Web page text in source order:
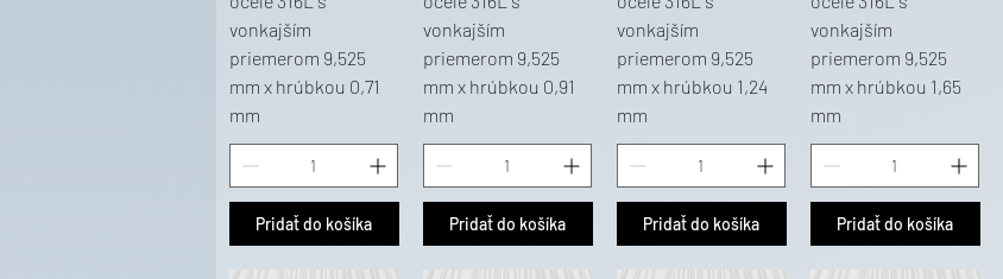
vonkajším
priemerom 9,525
mm x hrúbkou 0,71
mm
Pridať do košíka
vonkajším
priemerom 9,525
mm x hrúbkou 0,91
mm
Pridať do košíka
vonkajším
priemerom 9,525
mm x hrúbkou 1,24
mm
Pridať do košíka
vonkajším
priemerom 9,525
mm x hrúbkou 1,65
mm
Pridať do košíka